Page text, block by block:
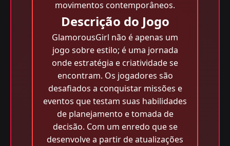
movimentos contemporâneos.
Descrição do Jogo
GlamorousGirl não é apenas um
jogo sobre estilo; é uma jornada
onde estratégia e criatividade se
encontram. Os jogadores são
desafiados a conquistar missões e
eventos que testam suas habilidades
de planejamento e tomada de
decisão. Com um enredo que se
desenvolve a partir de atualizações